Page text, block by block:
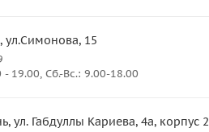
ул.Симонова, 15
19.00, Сб.-Вс.: 9.00-18.00
ул. Габдуллы Кариева, 4а, корпус 2